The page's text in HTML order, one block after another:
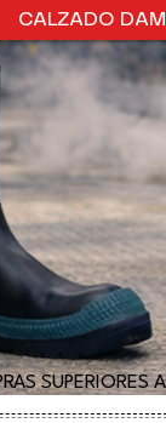
CALZADO
SUPERIORES